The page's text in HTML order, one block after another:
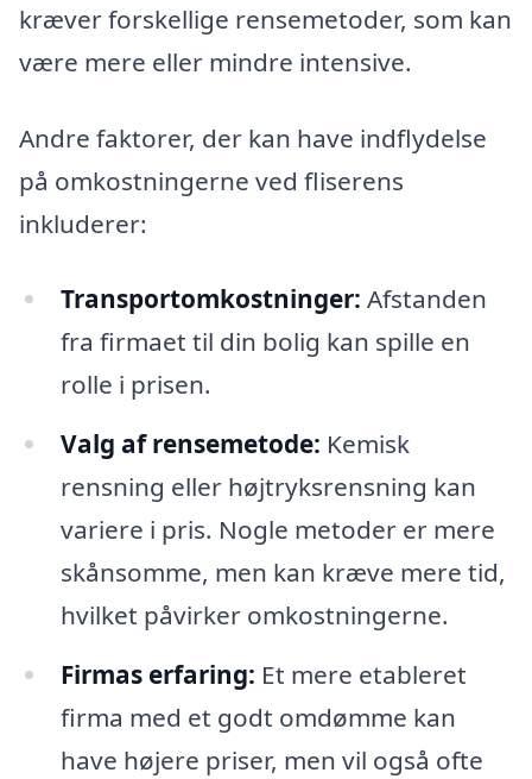
kræver forskellige rensemetoder, som kan
være mere eller mindre intensive.
Andre faktorer, der kan have indflydelse
på omkostningerne ved fliserens
inkluderer:
Transportomkostninger: Afstanden
fra firmaet til din bolig kan spille en
rolle i prisen.
Valg af rensemetode: Kemisk
rensning eller højtryksrensning kan
variere i pris. Nogle metoder er mere
skånsomme, men kan kræve mere tid,
hvilket påvirker omkostningerne.
Firmas erfaring: Et mere etableret
firma med et godt omdømme kan
have højere priser, men vil også ofte